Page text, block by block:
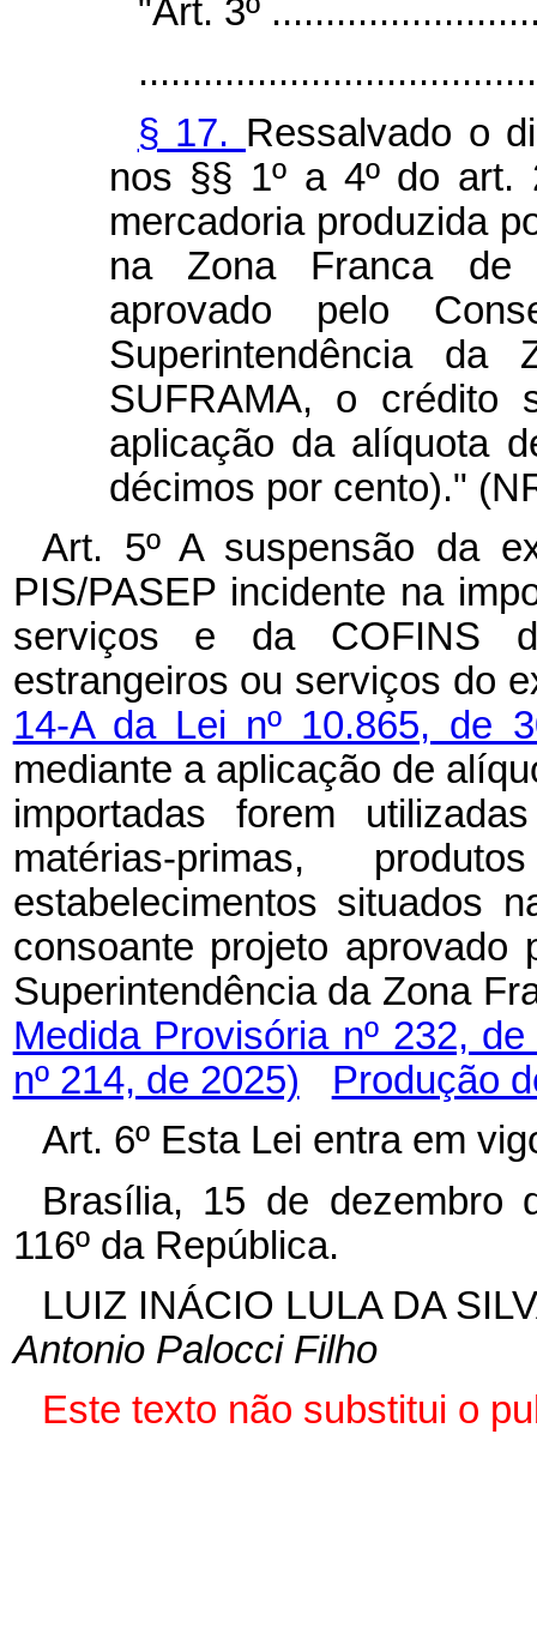
"Art. 3º
§ 17. Ressalvado o
nos §§ 1º a 4º do art.
mercadoria produzida
na Zona Franca de
aprovado pelo
Superintendência
SUFRAMA, o crédito
aplicação da alíquota
décimos por cento)."
Art. 5º A suspensão da
PIS/PASEP incidente na
serviços e da COFINS
estrangeiros ou serviços do
14-A da Lei nº 10.865, de
mediante a aplicação de
importadas forem
matérias-primas,
estabelecimentos situados
consoante projeto aprovado
Superintendência da Zona
Medida Provisória nº 232,
nº 214, de 2025)
Produção
Art. 6º Esta Lei entra em
Brasília, 15 de dezembro
116º da República.
LUIZ INÁCIO LULA DA
Antonio Palocci Filho
Este texto não substitui o